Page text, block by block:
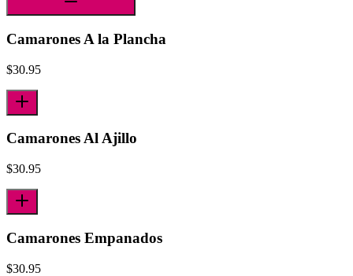
Camarones A la Plancha
$30.95
Camarones Al Ajillo
$30.95
Camarones Empanados
$30.95